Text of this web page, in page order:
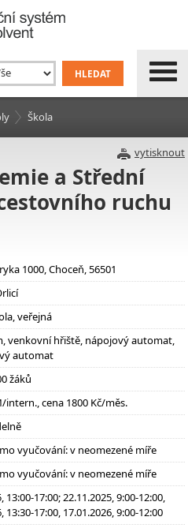
Škola
vytisknout
a Střední
ruchu
1000, Choceň, 56501
veřejná
venkovní hřiště, nápojový automat,
automat
žáků
intern., cena 1800 Kč/měs.
vyučování: v neomezené míře
vyučování: v neomezené míře
13:00-17:00; 22.11.2025, 9:00-12:00,
13:30-17:00, 17.01.2026, 9:00-12:00